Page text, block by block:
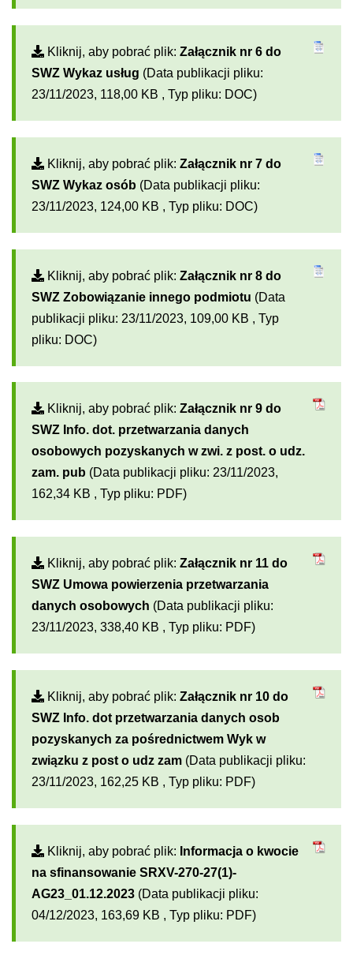
Kliknij, aby pobrać plik: Załącznik nr 6 do
SWZ Wykaz usług (Data publikacji pliku:
23/11/2023, 118,00 KB , Typ pliku: DOC)
Kliknij, aby pobrać plik: Załącznik nr 7 do
SWZ Wykaz osób (Data publikacji pliku:
23/11/2023, 124,00 KB , Typ pliku: DOC)
Kliknij, aby pobrać plik: Załącznik nr 8 do
SWZ Zobowiązanie innego podmiotu (Data
publikacji pliku: 23/11/2023, 109,00 KB , Typ
pliku: DOC)
Kliknij, aby pobrać plik: Załącznik nr 9 do
SWZ Info. dot. przetwarzania danych
osobowych pozyskanych w zwi. z post. o udz.
zam. pub (Data publikacji pliku: 23/11/2023,
162,34 KB , Typ pliku: PDF)
Kliknij, aby pobrać plik: Załącznik nr 11 do
SWZ Umowa powierzenia przetwarzania
danych osobowych (Data publikacji pliku:
23/11/2023, 338,40 KB , Typ pliku: PDF)
Kliknij, aby pobrać plik: Załącznik nr 10 do
SWZ Info. dot przetwarzania danych osob
pozyskanych za pośrednictwem Wyk w
związku z post o udz zam (Data publikacji pliku:
23/11/2023, 162,25 KB , Typ pliku: PDF)
Kliknij, aby pobrać plik: Informacja o kwocie
na sfinansowanie SRXV-270-27(1)-
AG23_01.12.2023 (Data publikacji pliku:
04/12/2023, 163,69 KB , Typ pliku: PDF)